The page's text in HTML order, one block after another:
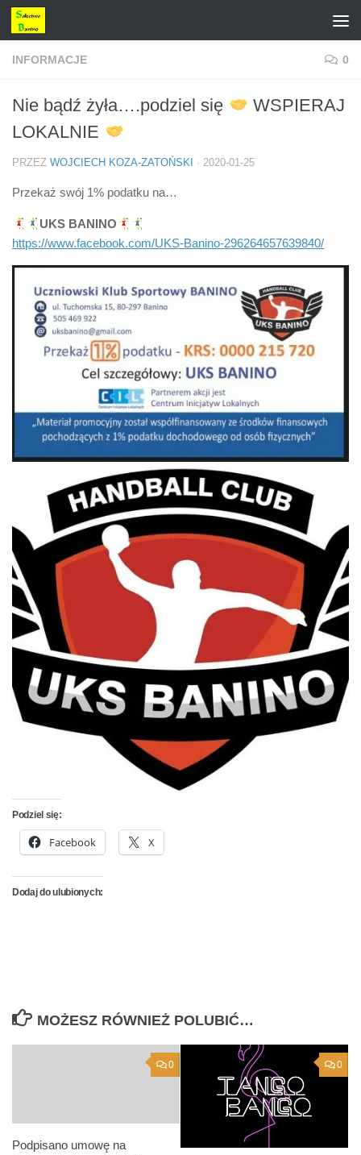
Przejdź do treści
INFORMACJE 0
Nie bądź żyła….podziel się
WSPIERAJ
LOKALNIE
PRZEZ WOJCIECH KOZA-ZATOŃSKI · 2020-01-25
Przekaż swój 1% podatku na…
UKS BANINO
https://www.facebook.com/UKS-Banino-296264657639840/
Podziel się:
Facebook X
Dodaj do ulubionych:
MOŻESZ RÓWNIEŻ POLUBIĆ…
0
Podpisano umowę na
0